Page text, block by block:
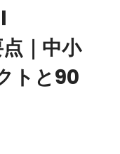
｜中小
トと90